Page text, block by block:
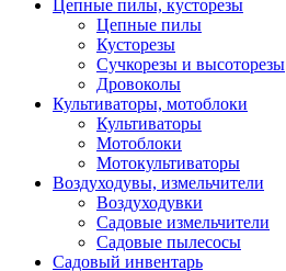
Цепные пилы, кусторезы
Цепные пилы
Кусторезы
Сучкорезы и высоторезы
Дровоколы
Культиваторы, мотоблоки
Культиваторы
Мотоблоки
Мотокультиваторы
Воздуходувы, измельчители
Воздуходувки
Садовые измельчители
Садовые пылесосы
Садовый инвентарь